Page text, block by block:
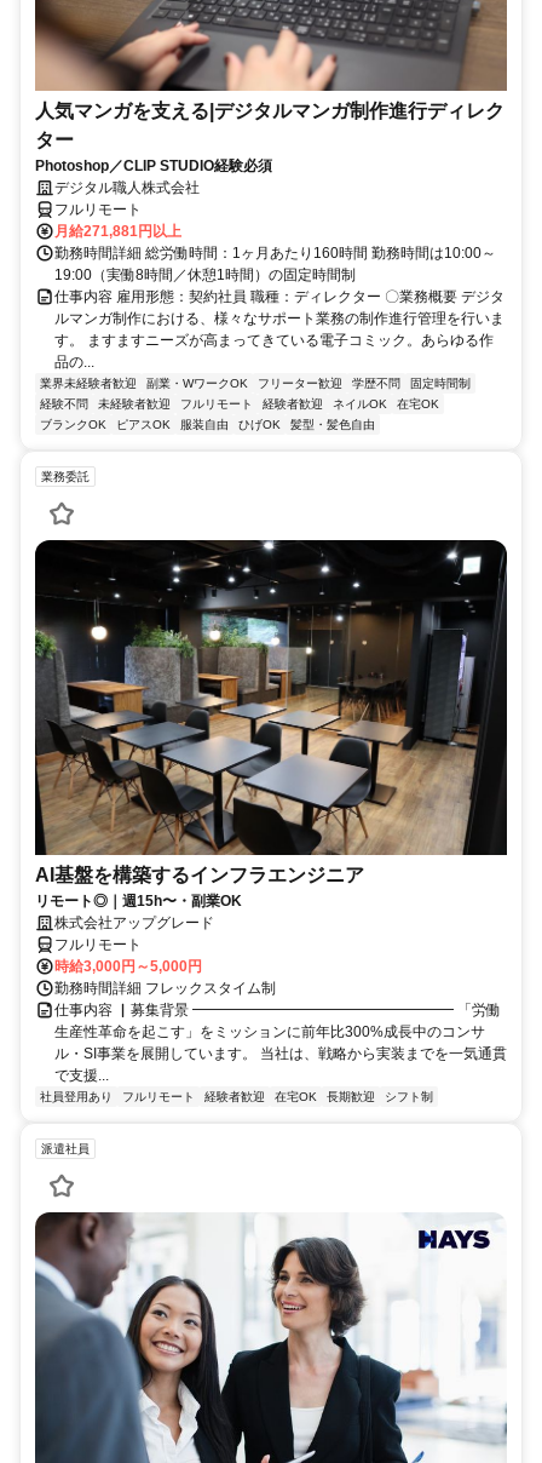
人気マンガを支える|デジタルマンガ制作進行ディレク
ター
Photoshop／CLIP STUDIO経験必須
デジタル職人株式会社
フルリモート
月給271,881円以上
勤務時間詳細 総労働時間：1ヶ月あたり160時間 勤務時間は10:00～
19:00（実働8時間／休憩1時間）の固定時間制
仕事内容 雇用形態：契約社員 職種：ディレクター 〇業務概要 デジタ
ルマンガ制作における、様々なサポート業務の制作進行管理を行いま
す。 ますますニーズが高まってきている電子コミック。あらゆる作
品の...
業界未経験者歓迎 副業・WワークOK フリーター歓迎 学歴不問
固定時間制
経験不問
未経験者歓迎 フルリモート 経験者歓迎 ネイルOK
在宅OK
ブランクOK
ピアスOK 服装自由 ひげOK 髪型・髪色自由
業務委託
AI基盤を構築するインフラエンジニア
リモート◎｜週15h〜・副業OK
株式会社アップグレード
フルリモート
時給3,000円～5,000円
勤務時間詳細 フレックスタイム制
仕事内容 ▏募集背景 ━━━━━━━━━━━━━━━━━━ 「労働
生産性革命を起こす」をミッションに前年比300%成長中のコンサ
ル・SI事業を展開しています。 当社は、戦略から実装までを一気通貫
で支援...
社員登用あり フルリモート 経験者歓迎 在宅OK 長期歓迎 シフト制
派遣社員